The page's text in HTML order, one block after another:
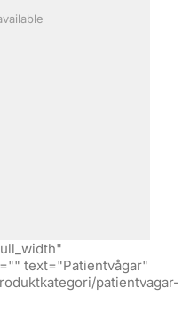
text="Patientvågar"
patientvagar-